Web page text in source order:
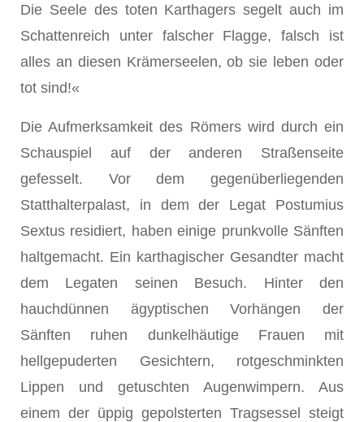
Die Seele des toten Karthagers segelt auch im
Schattenreich unter falscher Flagge, falsch ist
alles an diesen Krämerseelen, ob sie leben oder
tot sind!«
Die Aufmerksamkeit des Römers wird durch ein
Schauspiel auf der anderen Straßenseite
gefesselt. Vor dem gegenüberliegenden
Statthalterpalast, in dem der Legat Postumius
Sextus residiert, haben einige prunkvolle Sänften
haltgemacht. Ein karthagischer Gesandter macht
dem Legaten seinen Besuch. Hinter den
hauchdünnen ägyptischen Vorhängen der
Sänften ruhen dunkelhäutige Frauen mit
hellgepuderten Gesichtern, rotgeschminkten
Lippen und getuschten Augenwimpern. Aus
einem der üppig gepolsterten Tragsessel steigt